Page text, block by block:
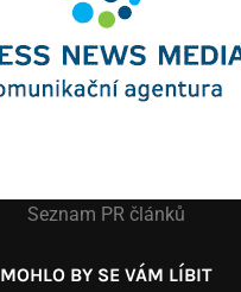
Seznam PR článků
MOHLO BY SE VÁM LÍBIT